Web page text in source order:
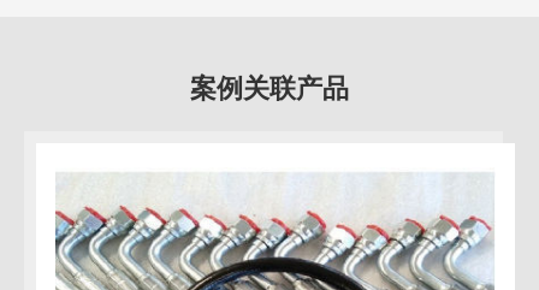
案例关联产品